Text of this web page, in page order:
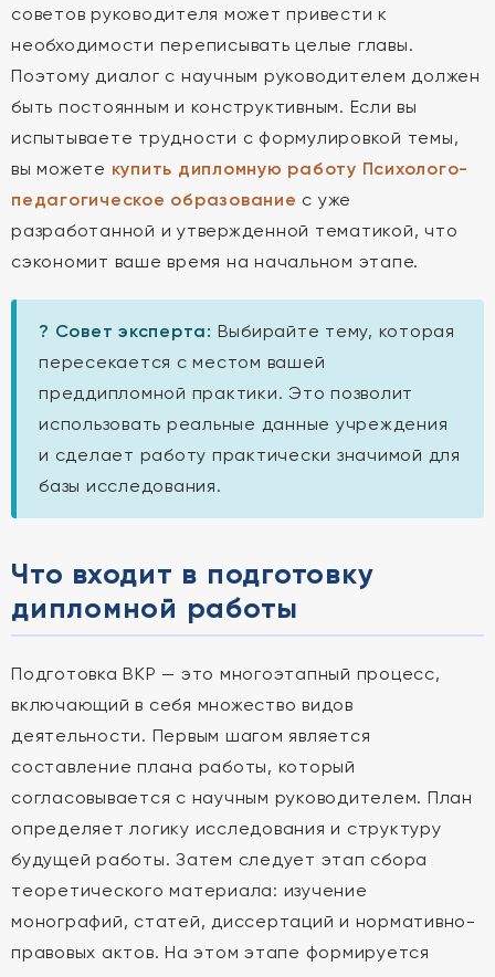
советов руководителя может привести к
необходимости переписывать целые главы.
Поэтому диалог с научным руководителем должен
быть постоянным и конструктивным. Если вы
испытываете трудности с формулировкой темы,
вы можете купить дипломную работу Психолого-
педагогическое образование с уже
разработанной и утвержденной тематикой, что
сэкономит ваше время на начальном этапе.
? Совет эксперта: Выбирайте тему, которая
пересекается с местом вашей
преддипломной практики. Это позволит
использовать реальные данные учреждения
и сделает работу практически значимой для
базы исследования.
Что входит в подготовку
дипломной работы
Подготовка ВКР — это многоэтапный процесс,
включающий в себя множество видов
деятельности. Первым шагом является
составление плана работы, который
согласовывается с научным руководителем. План
определяет логику исследования и структуру
будущей работы. Затем следует этап сбора
теоретического материала: изучение
монографий, статей, диссертаций и нормативно-
правовых актов. На этом этапе формируется